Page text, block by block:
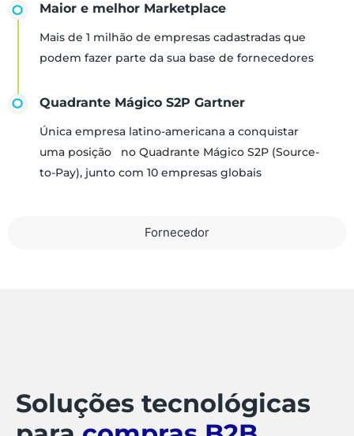
Fornecedor
Maior e melhor Marketplace
Mais de 1 milhão de empresas cadastradas que
podem fazer parte da sua base de fornecedores
Quadrante Mágico S2P Gartner
Única empresa latino-americana a conquistar
uma posição no Quadrante Mágico S2P (Source-
to-Pay), junto com 10 empresas globais
Soluções tecnológicas